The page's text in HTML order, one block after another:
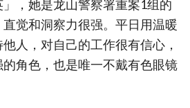
，她是龙山警察署重案1组的
觉和洞察力很强。平日用温暖
人，对自己的工作很有信心，
角色，也是唯一不戴有色眼镜